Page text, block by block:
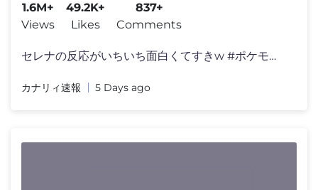
1.6M+
Views
49.2K+
Likes
837+
Comments
セレナの反応がいちいち面白くてすきw #ポケモン #�
カナリィ速報 5 Days ago